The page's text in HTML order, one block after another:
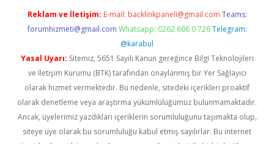
Reklam ve İletişim: E-mail: backlinkpaneli@gmail.com Teams:
forumhizmeti@gmail.com Whatsapp: 0262 606 0 726 Telegram:
@karabul
Yasal Uyarı: Sitemiz, 5651 Sayılı Kanun gereğince Bilgi Teknolojileri
ve İletişim Kurumu (BTK) tarafından onaylanmış bir Yer Sağlayıcı
olarak hizmet vermektedir. Bu nedenle, sitedeki içerikleri proaktif
olarak denetleme veya araştırma yükümlülüğümüz bulunmamaktadır.
Ancak, üyelerimiz yazdıkları içeriklerin sorumluluğunu taşımakta olup,
siteye üye olarak bu sorumluluğu kabul etmiş sayılırlar. Bu internet